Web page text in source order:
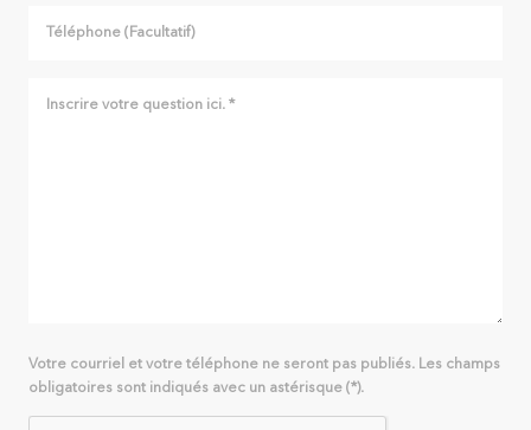
Votre courriel et votre téléphone ne seront pas publiés. Les champs
obligatoires sont indiqués avec un astérisque (*).